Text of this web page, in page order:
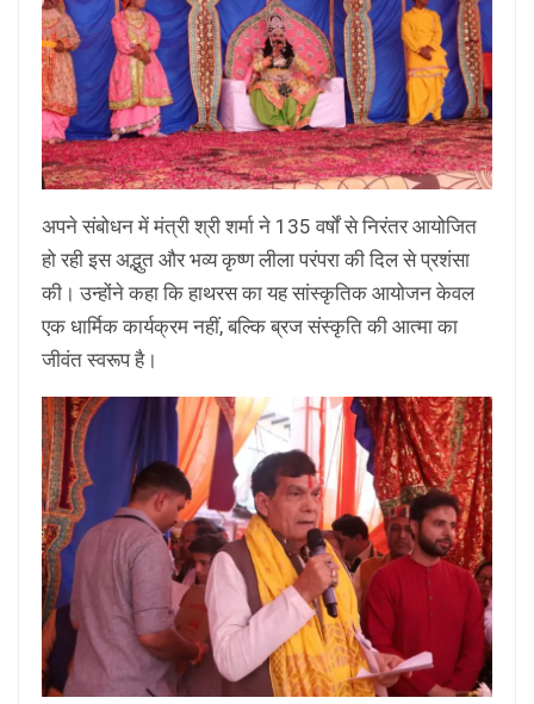
अपने संबोधन में मंत्री श्री शर्मा ने 135 वर्षों से निरंतर आयोजित
हो रही इस अद्भुत और भव्य कृष्ण लीला परंपरा की दिल से प्रशंसा
की। उन्होंने कहा कि हाथरस का यह सांस्कृतिक आयोजन केवल
एक धार्मिक कार्यक्रम नहीं, बल्कि ब्रज संस्कृति की आत्मा का
जीवंत स्वरूप है।